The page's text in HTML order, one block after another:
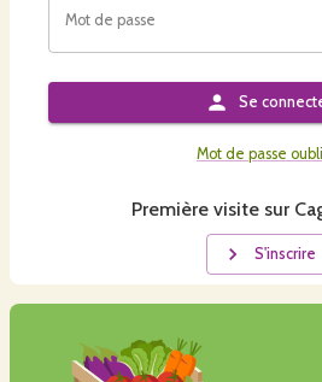
Mot de passe
Se
Mot de passe
Première visite sur
S'inscrire